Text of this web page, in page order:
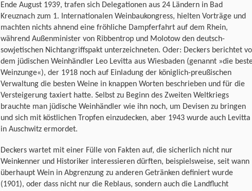
Ende August 1939, trafen sich Delegationen aus 24 Ländern in Bad
Kreuznach zum 1. Internationalen Weinbaukongress, hielten Vorträge und
machten nichts ahnend eine fröhliche Dampferfahrt auf dem Rhein,
während Außenminister von Ribbentrop und Molotow den deutsch-
sowjetischen Nichtangriffspakt unterzeichneten. Oder: Deckers berichtet
dem jüdischen Weinhändler Leo Levitta aus Wiesbaden (genannt »die
Weinzunge«), der 1918 noch auf Einladung der königlich-preußischen
Verwaltung die besten Weine in knappen Worten beschrieben und für die
Versteigerung taxiert hatte. Selbst zu Beginn des Zweiten Weltkriegs
brauchte man jüdische Weinhändler wie ihn noch, um Devisen zu bringen
und sich mit köstlichen Tropfen einzudecken, aber 1943 wurde auch Levitta
in Auschwitz ermordet.
Deckers wartet mit einer Fülle von Fakten auf, die sicherlich nicht nur
Weinkenner und Historiker interessieren dürften, beispielsweise, seit wann
überhaupt Wein in Abgrenzung zu anderen Getränken definiert wurde
(1901), oder dass nicht nur die Reblaus, sondern auch die Landflucht